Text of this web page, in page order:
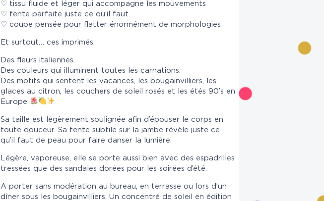
♡ tissu fluide et léger qui accompagne les mouvements
♡ fente parfaite juste ce qu’il faut
♡ coupe pensée pour flatter énormément de morphologies
Et surtout… ces imprimés.
Des fleurs italiennes.
Des couleurs qui illuminent toutes les carnations.
Des motifs qui sentent les vacances, les bougainvilliers, les
glaces au citron, les couchers de soleil rosés et les étés 90’s en
Europe
Sa taille est légèrement soulignée afin d’épouser le corps en
toute douceur. Sa fente subtile sur la jambe révèle juste ce
qu’il faut de peau pour faire danser la lumière.
Légère, vaporeuse, elle se porte aussi bien avec des espadrilles
tressées que des sandales dorées pour les soirées d’été.
A porter sans modération au bureau, en terrasse ou lors d’un
dîner sous les bougainvilliers. Un concentré de soleil en édition